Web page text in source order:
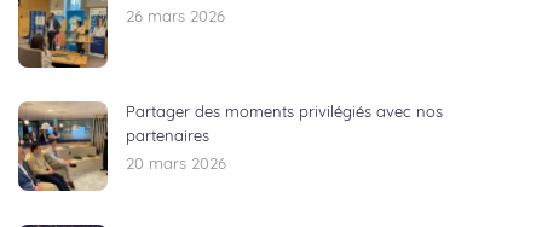
26 mars 2026
Partager des moments privilégiés avec nos
partenaires
20 mars 2026